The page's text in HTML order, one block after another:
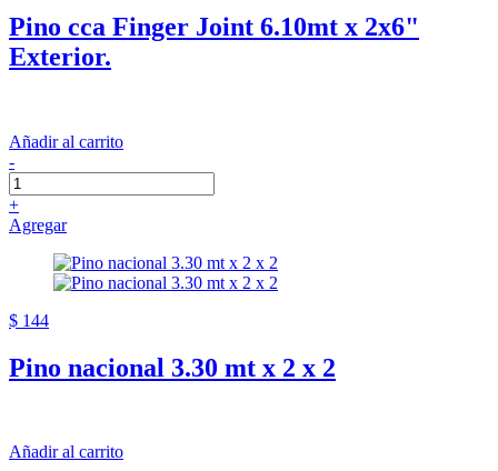
Pino cca Finger Joint 6.10mt x 2x6"
Exterior.
Añadir al carrito
-
+
Agregar
$ 144
Pino nacional 3.30 mt x 2 x 2
Añadir al carrito